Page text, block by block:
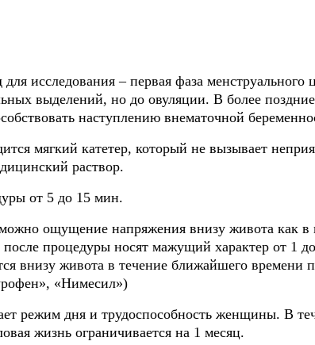
исследования – первая фаза менструального
выделений, но до овуляции. В более
наступлению внематочной
мягкий катетер, который не вызывает
раствор.
от 5 до 15 мин.
ощущение напряжения внизу живота как
процедуры носят мажущий характер от 1
внизу живота в течение ближайшего времени
«Нимесил»)
режим дня и трудоспособность женщины. В
жизнь ограничивается на 1 месяц.